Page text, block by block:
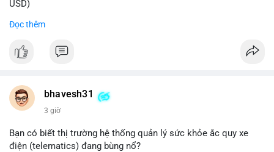
USD)
giá hơn 6.47 triệu USD, cho thấy dấu hiệu chuyển tiền quy mô
thanh khoản hoặc bán, hoặc chuyển sang ví lạnh nhằm tích lũy
dài hạn. Việc giao dịch chưa được xác nhận tạo tâm lý thận
cung ngắn hạn. Nếu BTC vào ví nóng sàn, khả năng cao là
động thái chốt lời; ngược lại, nếu vào ví mới không hoạt động,
Đọc thêm
bhavesh31
3 giờ
Bạn có biết thị trường hệ thống quản lý sức khỏe ắc quy xe
điện (telematics) đang bùng nổ?